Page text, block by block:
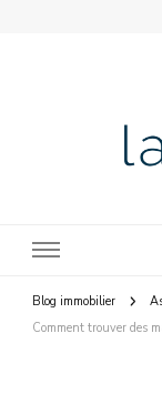
Blog immobilier
Comment trouver des